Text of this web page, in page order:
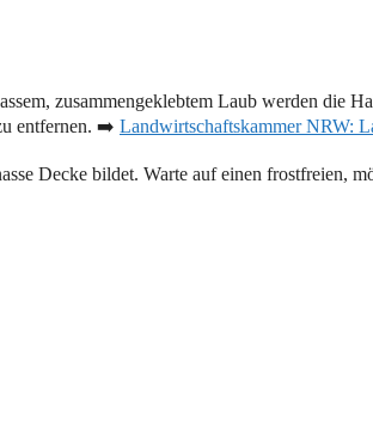
zusammengeklebtem Laub werden die
entfernen. ➡️ Landwirtschaftskammer NRW:
Decke bildet. Warte auf einen frostfreien,